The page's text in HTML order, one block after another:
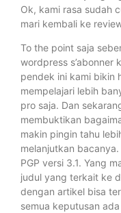
Ok, kami rasa sudah
mari kembali ke
To the point saja
wordpress s’abonner
pendek ini kami bikin
mempelajari lebih
pro saja. Dan
membuktikan
makin pingin tahu
melanjutkan
PGP versi 3.1. Yang
judul yang terkait ke
dengan artikel bisa
semua keputusan